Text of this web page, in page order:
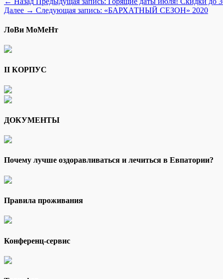
Далее → Следующая запись: «БАРХАТНЫЙ СЕЗОН» 2020
ЛоВи МоМеНт
II КОРПУС
ДОКУМЕНТЫ
Почему лучше оздоравливаться и лечиться в Евпатории?
Правила проживания
Конференц-сервис